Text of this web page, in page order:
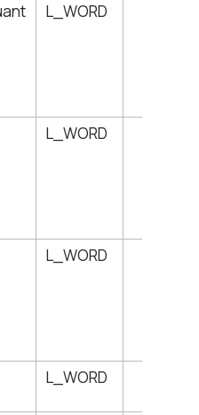
L_WORD
L_WORD
L_WORD
L_WORD